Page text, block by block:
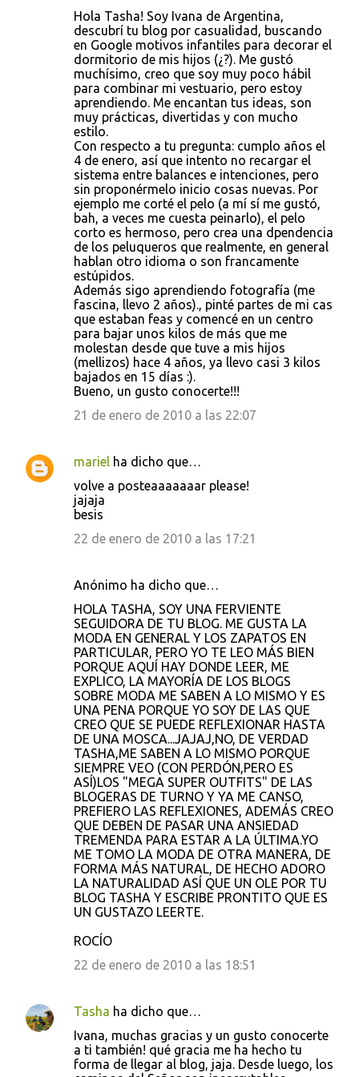
Hola Tasha! Soy Ivana de Argentina,
descubrí tu blog por casualidad, buscando
en Google motivos infantiles para decorar el
dormitorio de mis hijos (¿?). Me gustó
muchísimo, creo que soy muy poco hábil
para combinar mi vestuario, pero estoy
aprendiendo. Me encantan tus ideas, son
muy prácticas, divertidas y con mucho
estilo.
Con respecto a tu pregunta: cumplo años el
4 de enero, así que intento no recargar el
sistema entre balances e intenciones, pero
sin proponérmelo inicio cosas nuevas. Por
ejemplo me corté el pelo (a mí sí me gustó,
bah, a veces me cuesta peinarlo), el pelo
corto es hermoso, pero crea una dpendencia
de los peluqueros que realmente, en general
hablan otro idioma o son francamente
estúpidos.
Además sigo aprendiendo fotografía (me
fascina, llevo 2 años)., pinté partes de mi cas
que estaban feas y comencé en un centro
para bajar unos kilos de más que me
molestan desde que tuve a mis hijos
(mellizos) hace 4 años, ya llevo casi 3 kilos
bajados en 15 días :).
Bueno, un gusto conocerte!!!
21 de enero de 2010 a las 22:07
mariel ha dicho que…
volve a posteaaaaaaar please!
jajaja
besis
22 de enero de 2010 a las 17:21
Anónimo ha dicho que…
HOLA TASHA, SOY UNA FERVIENTE
SEGUIDORA DE TU BLOG. ME GUSTA LA
MODA EN GENERAL Y LOS ZAPATOS EN
PARTICULAR, PERO YO TE LEO MÁS BIEN
PORQUE AQUÍ HAY DONDE LEER, ME
EXPLICO, LA MAYORÍA DE LOS BLOGS
SOBRE MODA ME SABEN A LO MISMO Y ES
UNA PENA PORQUE YO SOY DE LAS QUE
CREO QUE SE PUEDE REFLEXIONAR HASTA
DE UNA MOSCA...JAJAJ,NO, DE VERDAD
TASHA,ME SABEN A LO MISMO PORQUE
SIEMPRE VEO (CON PERDÓN,PERO ES
ASÍ)LOS "MEGA SUPER OUTFITS" DE LAS
BLOGERAS DE TURNO Y YA ME CANSO,
PREFIERO LAS REFLEXIONES, ADEMÁS CREO
QUE DEBEN DE PASAR UNA ANSIEDAD
TREMENDA PARA ESTAR A LA ÚLTIMA.YO
ME TOMO LA MODA DE OTRA MANERA, DE
FORMA MÁS NATURAL, DE HECHO ADORO
LA NATURALIDAD ASÍ QUE UN OLE POR TU
BLOG TASHA Y ESCRIBE PRONTITO QUE ES
UN GUSTAZO LEERTE.
ROCÍO
22 de enero de 2010 a las 18:51
Tasha ha dicho que…
Ivana, muchas gracias y un gusto conocerte
a ti también! qué gracia me ha hecho tu
forma de llegar al blog, jaja. Desde luego, los